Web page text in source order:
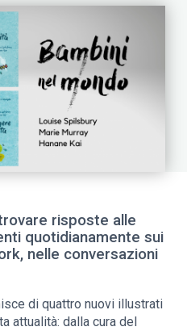
risposte alle
quotidianamente sui
nelle conversazioni
di quattro nuovi illustrati
attualità: dalla cura del